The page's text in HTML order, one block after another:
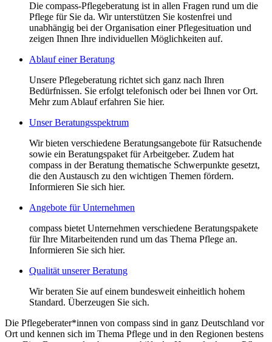
Die compass-Pflegeberatung ist in allen Fragen rund um die
Pflege für Sie da. Wir unterstützen Sie kostenfrei und
unabhängig bei der Organisation einer Pflegesituation und
zeigen Ihnen Ihre individuellen Möglichkeiten auf.
Ablauf einer Beratung
Unsere Pflegeberatung richtet sich ganz nach Ihren
Bedürfnissen. Sie erfolgt telefonisch oder bei Ihnen vor Ort.
Mehr zum Ablauf erfahren Sie hier.
Unser Beratungsspektrum
Wir bieten verschiedene Beratungsangebote für Ratsuchende
sowie ein Beratungspaket für Arbeitgeber. Zudem hat
compass in der Beratung thematische Schwerpunkte gesetzt,
die den Austausch zu den wichtigen Themen fördern.
Informieren Sie sich hier.
Angebote für Unternehmen
compass bietet Unternehmen verschiedene Beratungspakete
für Ihre Mitarbeitenden rund um das Thema Pflege an.
Informieren Sie sich hier.
Qualität unserer Beratung
Wir beraten Sie auf einem bundesweit einheitlich hohem
Standard. Überzeugen Sie sich.
Die Pflegeberater*innen von compass sind in ganz Deutschland vor
Ort und kennen sich im Thema Pflege und in den Regionen bestens